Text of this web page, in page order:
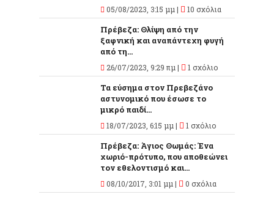
05/08/2023, 3:15 μμ | 10 σχόλια
Πρέβεζα: Θλίψη από την
ξαφνική και αναπάντεχη φυγή
από τη...
26/07/2023, 9:29 πμ | 1 σχόλιο
Τα εύσημα στον Πρεβεζάνο
αστυνομικό που έσωσε το
μικρό παιδί...
18/07/2023, 6:15 μμ | 1 σχόλιο
Πρέβεζα: Άγιος Θωμάς: Ένα
χωριό-πρότυπο, που αποθεώνει
τον εθελοντισμό και...
08/10/2017, 3:01 μμ | 0 σχόλια